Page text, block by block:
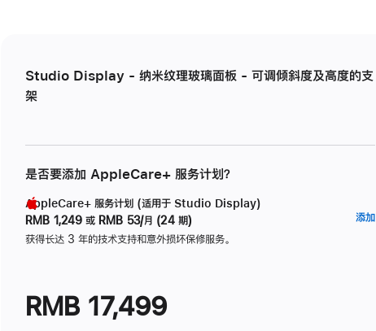
Studio Display - 纳米纹理玻璃面板 - 可调倾斜度及高度的支
架
是否要添加 AppleCare+ 服务计划？
AppleCare+ 服务计划 (适用于 Studio Display)
RMB 1,249 或 RMB 53/月 (24 期)
获得长达 3 年的技术支持和意外损坏保修服务。
添加
RMB 17,499